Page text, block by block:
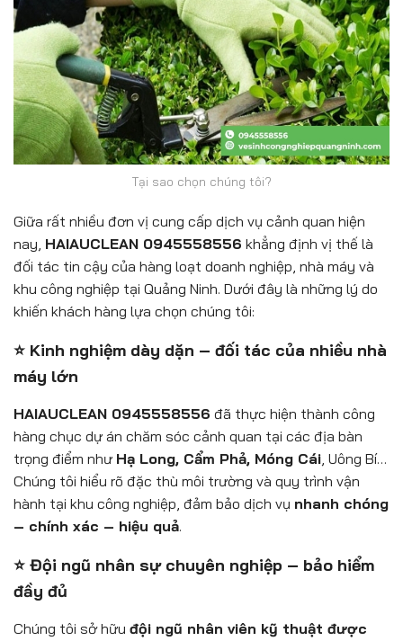
Tại sao chọn chúng tôi?
Giữa rất nhiều đơn vị cung cấp dịch vụ cảnh quan hiện
nay, HAIAUCLEAN 0945558556 khẳng định vị thế là
đối tác tin cậy của hàng loạt doanh nghiệp, nhà máy và
khu công nghiệp tại Quảng Ninh. Dưới đây là những lý do
khiến khách hàng lựa chọn chúng tôi:
⭐ Kinh nghiệm dày dặn – đối tác của nhiều nhà
máy lớn
HAIAUCLEAN 0945558556 đã thực hiện thành công
hàng chục dự án chăm sóc cảnh quan tại các địa bàn
trọng điểm như Hạ Long, Cẩm Phả, Móng Cái, Uông Bí…
Chúng tôi hiểu rõ đặc thù môi trường và quy trình vận
hành tại khu công nghiệp, đảm bảo dịch vụ nhanh chóng
– chính xác – hiệu quả.
⭐ Đội ngũ nhân sự chuyên nghiệp – bảo hiểm
đầy đủ
Chúng tôi sở hữu đội ngũ nhân viên kỹ thuật được